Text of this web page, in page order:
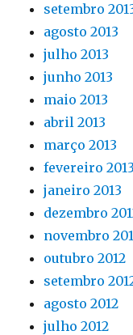
setembro
agosto 2013
julho 2013
junho 2013
maio 2013
abril 2013
março 2013
fevereiro 2013
janeiro 2013
dezembro
novembro
outubro 2012
setembro
agosto 2012
julho 2012